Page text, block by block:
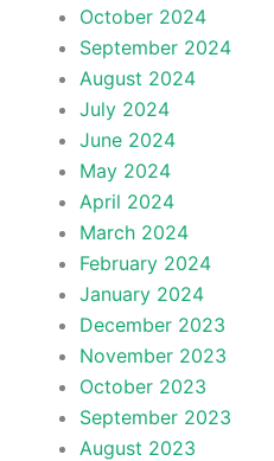
October 2024
September 2024
August 2024
July 2024
June 2024
May 2024
April 2024
March 2024
February 2024
January 2024
December 2023
November 2023
October 2023
September 2023
August 2023